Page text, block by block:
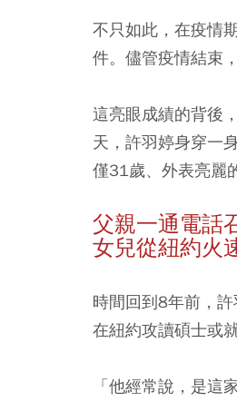
不只如此，在疫情
件。儘管疫情結束
這亮眼成績的背後
天，許羽婷身穿一
僅31歲、外表亮麗
父親一通電話
女兒從紐約火
時間回到8年前，
在紐約攻讀碩士或
「他經常說，是